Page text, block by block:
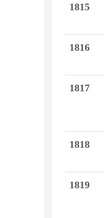
1815
1816
1817
1818
1819